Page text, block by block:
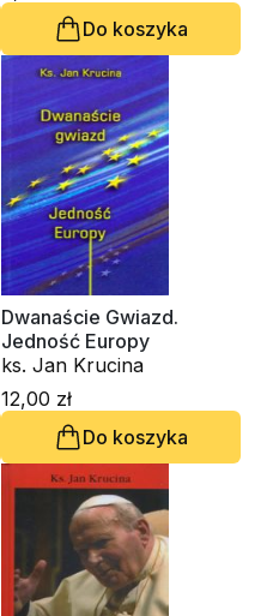
Do koszyka
Dwanaście Gwiazd.
Jedność Europy
ks. Jan Krucina
12,00 zł
Do koszyka